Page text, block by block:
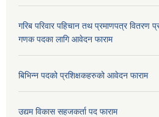
गरिब परिवार पहिचान तथ प्रमाणपत्र वितरण
गणक पदका लागि आवेदन फाराम
बिभिन्न पदको प्रशिक्षकहरुको आवेदन फाराम
उद्यम विकास सहजकर्ता पद फाराम